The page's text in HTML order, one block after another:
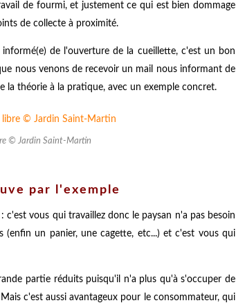
de fourmi, et justement ce qui est bien dommage
de collecte à proximité.
de l'ouverture de la cueillette, c'est un bon
nous venons de recevoir un mail nous informant de
la théorie à la pratique, avec un exemple concret.
© Jardin Saint-Martin
par l'exemple
vous qui travaillez donc le paysan n'a pas besoin
(enfin un panier, une cagette, etc...) et c'est vous qui
partie réduits puisqu'il n'a plus qu'à s'occuper de
c'est aussi avantageux pour le consommateur, qui